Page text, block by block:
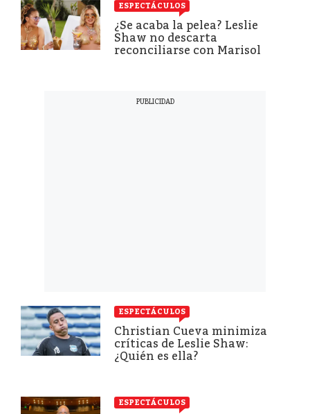
ESPECTÁCULOS
¿Se acaba la pelea? Leslie
Shaw no descarta
reconciliarse con Marisol
ESPECTÁCULOS
Christian Cueva minimiza
críticas de Leslie Shaw:
¿Quién es ella?
ESPECTÁCULOS